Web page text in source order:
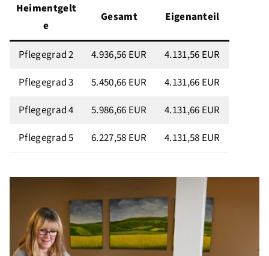
Heimentgelt
e
Gesamt Eigenanteil
Pflegegrad 2 4.936,56 EUR
4.131,56 EUR
Pflegegrad 3
5.450,66 EUR
4.131,66 EUR
Pflegegrad 4
5.986,66 EUR
4.131,66 EUR
Pflegegrad 5
6.227,58 EUR 4.131,58 EUR